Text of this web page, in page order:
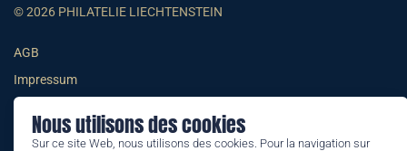
Nous utilisons des cookies
Sur ce site Web, nous utilisons des cookies. Pour la navigation sur
© 2026 PHILATELIE LIECHTENSTEIN
AGB
Impressum